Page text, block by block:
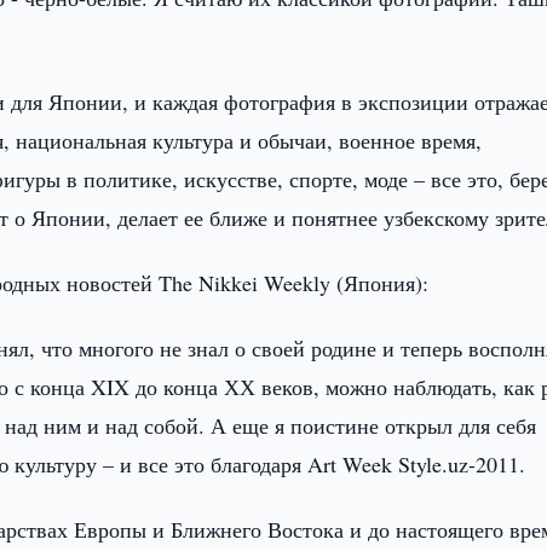
Японии, и каждая фотография в экспозиции
культура и обычаи, военное время,
в политике, искусстве, спорте, моде – все это,
Японии, делает ее ближе и понятнее узбекскому
новостей The Nikkei Weekly (Япония):
что многого не знал о своей родине и теперь
конца XIX до конца ХХ веков, можно наблюдать, как
над ним и над собой. А еще я поистине открыл для себя
– и все это благодаря Art Week Style.uz-2011.
Европы и Ближнего Востока и до настоящего